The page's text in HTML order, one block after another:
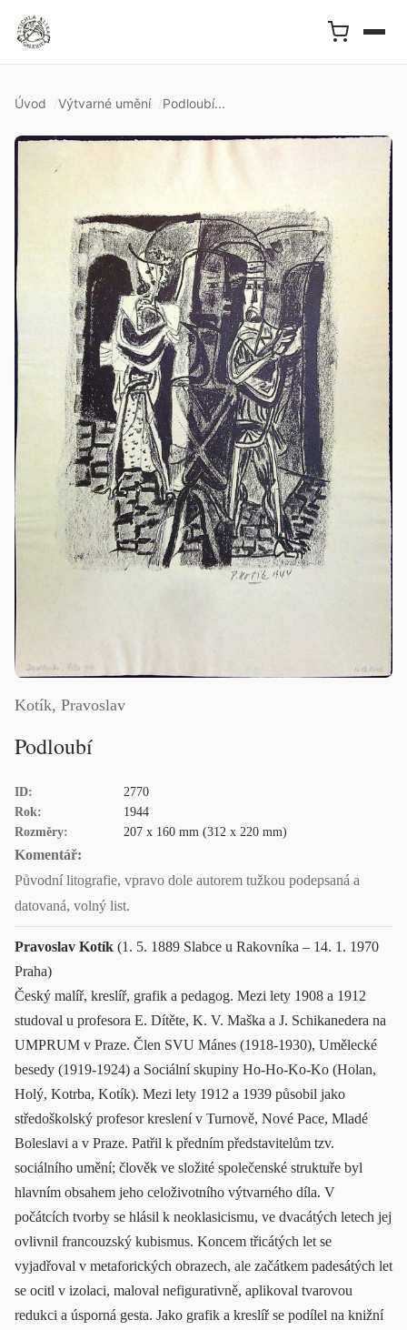
Úvod Výtvarné umění Podloubí...
Kotík, Pravoslav
Podloubí
ID:
2770
Rok:
1944
Rozměry:
207 x 160 mm (312 x 220 mm)
Komentář:
Původní litografie, vpravo dole autorem tužkou podepsaná a
datovaná, volný list.
Pravoslav Kotík (1. 5. 1889 Slabce u Rakovníka – 14. 1. 1970
Praha)
Český malíř, kreslíř, grafik a pedagog. Mezi lety 1908 a 1912
studoval u profesora E. Dítěte, K. V. Maška a J. Schikanedera na
UMPRUM v Praze. Člen SVU Mánes (1918-1930), Umělecké
besedy (1919-1924) a Sociální skupiny Ho-Ho-Ko-Ko (Holan,
Holý, Kotrba, Kotík). Mezi lety 1912 a 1939 působil jako
středoškolský profesor kreslení v Turnově, Nové Pace, Mladé
Boleslavi a v Praze. Patřil k předním představitelům tzv.
sociálního umění; člověk ve složité společenské struktuře byl
hlavním obsahem jeho celoživotního výtvarného díla. V
počátcích tvorby se hlásil k neoklasicismu, ve dvacátých letech jej
ovlivnil francouzský kubismus. Koncem třicátých let se
vyjadřoval v metaforických obrazech, ale začátkem padesátých let
se ocitl v izolaci, maloval nefigurativně, aplikoval tvarovou
redukci a úsporná gesta. Jako grafik a kreslíř se podílel na knižní